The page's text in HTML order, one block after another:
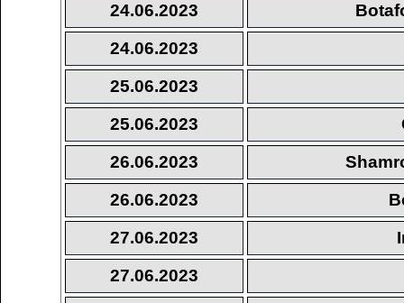
24.06.2023
24.06.2023
25.06.2023
25.06.2023
26.06.2023
26.06.2023
27.06.2023
27.06.2023